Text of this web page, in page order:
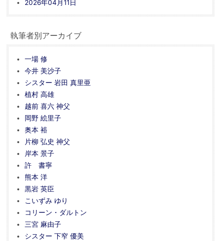
2026年04月11日
執筆者別アーカイブ
一場 修
今井 美沙子
シスター 岩田 真里亜
植村 高雄
越前 喜六 神父
岡野 絵里子
奥本 裕
片柳 弘史 神父
岸本 景子
許 書寧
熊本 洋
黒岩 英臣
こいずみ ゆり
コリーン・ダルトン
三宮 麻由子
シスター 下窄 優美